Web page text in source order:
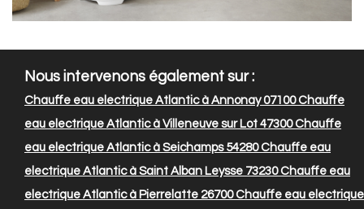
Nous intervenons également sur :
Chauffe eau electrique Atlantic à Annonay 07100Chauffe
eau electrique Atlantic à Villeneuve sur Lot 47300Chauffe
eau electrique Atlantic à Seichamps 54280Chauffe eau
electrique Atlantic à Saint Alban Leysse 73230Chauffe eau
electrique Atlantic à Pierrelatte 26700Chauffe eau electrique